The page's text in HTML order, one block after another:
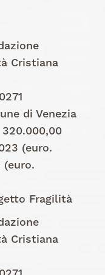
Cristiana
di Venezia
(euro.
(euro.
Fragilità
Cristiana